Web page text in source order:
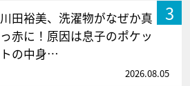
3
川田裕美、洗濯物がなぜか真
っ赤に！原因は息子のポケッ
トの中身…
2026.08.05